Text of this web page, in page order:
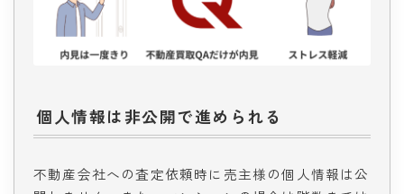
個人情報は非公開で進められる
不動産会社への査定依頼時に売主様の個人情報は公